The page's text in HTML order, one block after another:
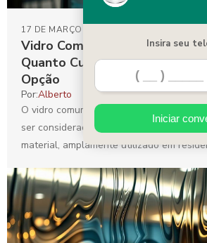
Vidro Comum para Janela
Quanto Custa e Como
Opção
17 DE MARÇO DE 2025
Por:Alberto
O vidro comum para janela preço é um
ser considerado na hora de reformar ou
material, amplamente utilizado em
Insira seu
Iniciar